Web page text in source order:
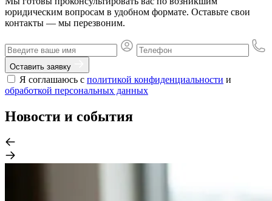
юридическим вопросам в удобном формате. Оставьте свои
контакты — мы перезвоним.
Оставить заявку
Я соглашаюсь с политикой конфиденциальности и
обработкой персональных данных
Новости и события